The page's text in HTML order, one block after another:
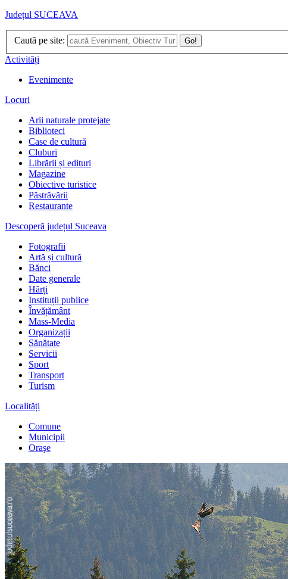
Județul SUCEAVA
Caută pe site: Go!
Activități
Evenimente
Locuri
Arii naturale protejate
Biblioteci
Case de cultură
Cluburi
Librării și edituri
Magazine
Obiective turistice
Păstrăvării
Restaurante
Descoperă județul Suceava
Fotografii
Artă și cultură
Bănci
Date generale
Hărți
Instituții publice
Învățământ
Mass-Media
Organizații
Sănătate
Servicii
Sport
Transport
Turism
Localități
Comune
Municipii
Oraşe